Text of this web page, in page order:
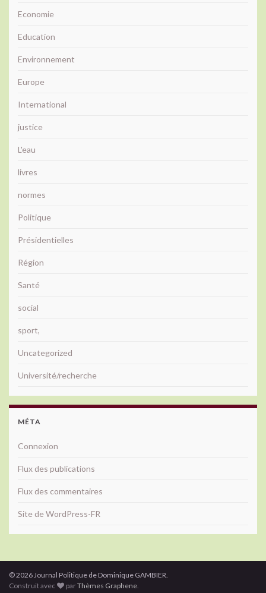
Economie
Education
Environnement
Europe
International
justice
L'eau
livres
normes
Politique
Présidentielles
Région
Santé
social
sport,
Uncategorized
Université/recherche
MÉTA
Connexion
Flux des publications
Flux des commentaires
Site de WordPress-FR
© 2026 Journal Politique de Dominique GAMBIER.
Construit avec
parThèmes Graphene